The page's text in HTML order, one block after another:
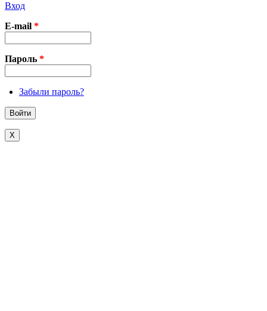
Вход
E-mail *
Пароль *
Забыли пароль?
X